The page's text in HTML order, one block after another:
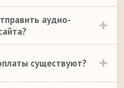
аудио-
существуют?